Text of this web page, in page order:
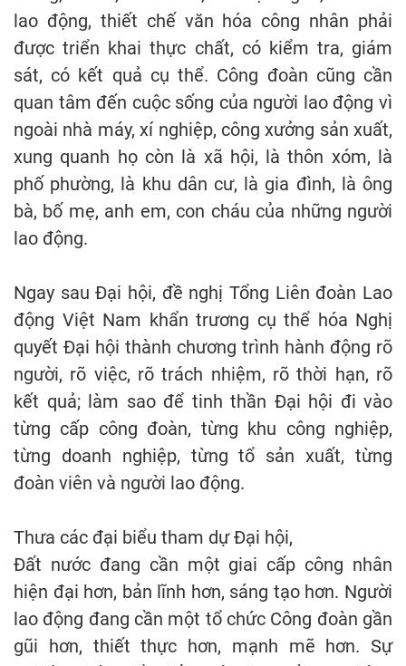
lao động, thiết chế văn hóa công nhân phải
được triển khai thực chất, có kiểm tra, giám
sát, có kết quả cụ thể. Công đoàn cũng cần
quan tâm đến cuộc sống của người lao động vì
ngoài nhà máy, xí nghiệp, công xưởng sản xuất,
xung quanh họ còn là xã hội, là thôn xóm, là
phố phường, là khu dân cư, là gia đình, là ông
bà, bố mẹ, anh em, con cháu của những người
lao động.
Ngay sau Đại hội, đề nghị Tổng Liên đoàn Lao
động Việt Nam khẩn trương cụ thể hóa Nghị
quyết Đại hội thành chương trình hành động rõ
người, rõ việc, rõ trách nhiệm, rõ thời hạn, rõ
kết quả; làm sao để tinh thần Đại hội đi vào
từng cấp công đoàn, từng khu công nghiệp,
từng doanh nghiệp, từng tổ sản xuất, từng
đoàn viên và người lao động.
Thưa các đại biểu tham dự Đại hội,
Đất nước đang cần một giai cấp công nhân
hiện đại hơn, bản lĩnh hơn, sáng tạo hơn. Người
lao động đang cần một tổ chức Công đoàn gần
gũi hơn, thiết thực hơn, mạnh mẽ hơn. Sự